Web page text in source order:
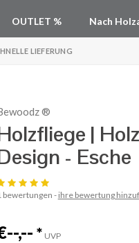
OUTLET % Nach
LIEFERUNG
®
|
- Esche
bewertungen -ihre bewertung
,-- * UVP